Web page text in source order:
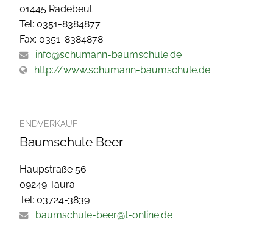
01445 Radebeul
Tel: 0351-8384877
Fax: 0351-8384878
info@schumann-baumschule.de
http://www.schumann-baumschule.de
ENDVERKAUF
Baumschule Beer
Haupstraße 56
09249 Taura
Tel: 03724-3839
baumschule-beer@t-online.de